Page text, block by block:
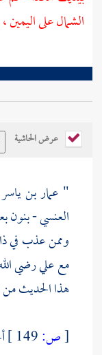
الشمال على
عرض الحاشية
" عمار بن
العنسي- بنون
وممن عذب في
مععليرضي
هذا الحديث
[ص: